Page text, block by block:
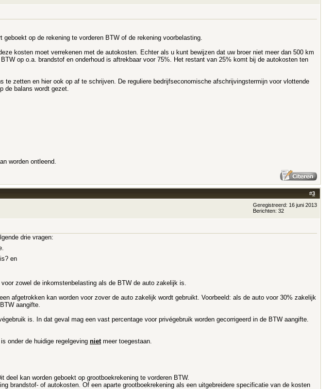
op de rekening te vorderen BTW of de rekening voorbelasting.
kosten moet verrekenen met de autokosten. Echter als u kunt bewijzen dat uw broer niet meer dan 500 km
op o.a. brandstof en onderhoud is aftrekbaar voor 75%. Het restant van 25% komt bij de autokosten ten
zetten en hier ook op af te schrijven. De reguliere bedrijfseconomische afschrijvingstermijn voor vlottende
de balans wordt gezet.
worden ontleend.
#3
Geregistreerd: 16 juni 2013
Berichten: 32
drie vragen:
en
zowel de inkomstenbelasting als de BTW de auto zakelijk is.
afgetrokken kan worden voor zover de auto zakelijk wordt gebruikt. Voorbeeld: als de auto voor 30% zakelijk
aangifte.
is. In dat geval mag een vast percentage voor privégebruik worden gecorrigeerd in de BTW aangifte.
onder de huidige regelgeving nietmeer toegestaan.
kan worden geboekt op grootboekrekening te vorderen BTW.
brandstof- of autokosten. Of een aparte grootboekrekening als een uitgebreidere specificatie van de kosten